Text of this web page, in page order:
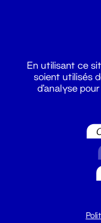
Du lundi au vendredi
En utilisant ce
soient utilisés
d'analyse